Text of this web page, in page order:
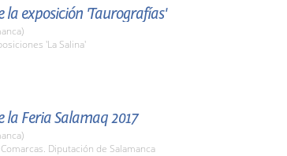
la exposición 'Taurografías'
'La Salina'
la Feria Salamaq 2017
Diputación de Salamanca